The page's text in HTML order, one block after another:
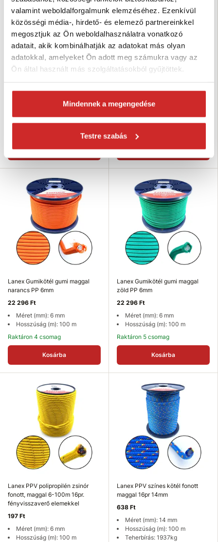
valamint weboldalforgalmunk elemzéséhez. Ezenkívül
közösségi média-, hirdető- és elemező partnereinkkel
megosztjuk az Ön weboldalhasználatra vonatkozó
adatait, akik kombinálhatják az adatokat más olyan
adatokkal, amelyeket Ön adott meg számukra vagy az
Ön által használt más szolgáltatásokból gyűjtöttek.
Mindennek a megengedése
Testre szabás
Hosszúság (m): 100 m
Kosárba
Hosszúság (m): 100 m
Nincs készleten
Elérhetőség ellenőrzése
Lanex Gumikötél gumi maggal
narancs PP 6mm
22 296 Ft
Méret (mm): 6 mm
Hosszúság (m): 100 m
Raktáron 4 csomag
Kosárba
Lanex Gumikötél gumi maggal
zöld PP 6mm
22 296 Ft
Méret (mm): 6 mm
Hosszúság (m): 100 m
Raktáron 5 csomag
Kosárba
Lanex PPV polipropilén zsinór
fonott, maggal 6-100m 16pr.
fényvisszaverő elemekkel
197 Ft
Méret (mm): 6 mm
Hosszúság (m): 100 m
Lanex PPV színes kötél fonott
maggal 16pr 14mm
638 Ft
Méret (mm): 14 mm
Hosszúság (m): 100 m
Teherbírás: 1937kg